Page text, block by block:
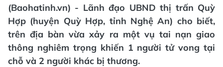
(Baohatinh.vn) - Lãnh đạo UBND thị trấn Quỳ
Hợp (huyện Quỳ Hợp, tỉnh Nghệ An) cho biết,
trên địa bàn vừa xảy ra một vụ tai nạn giao
thông nghiêm trọng khiến 1 người tử vong tại
chỗ và 2 người khác bị thương.